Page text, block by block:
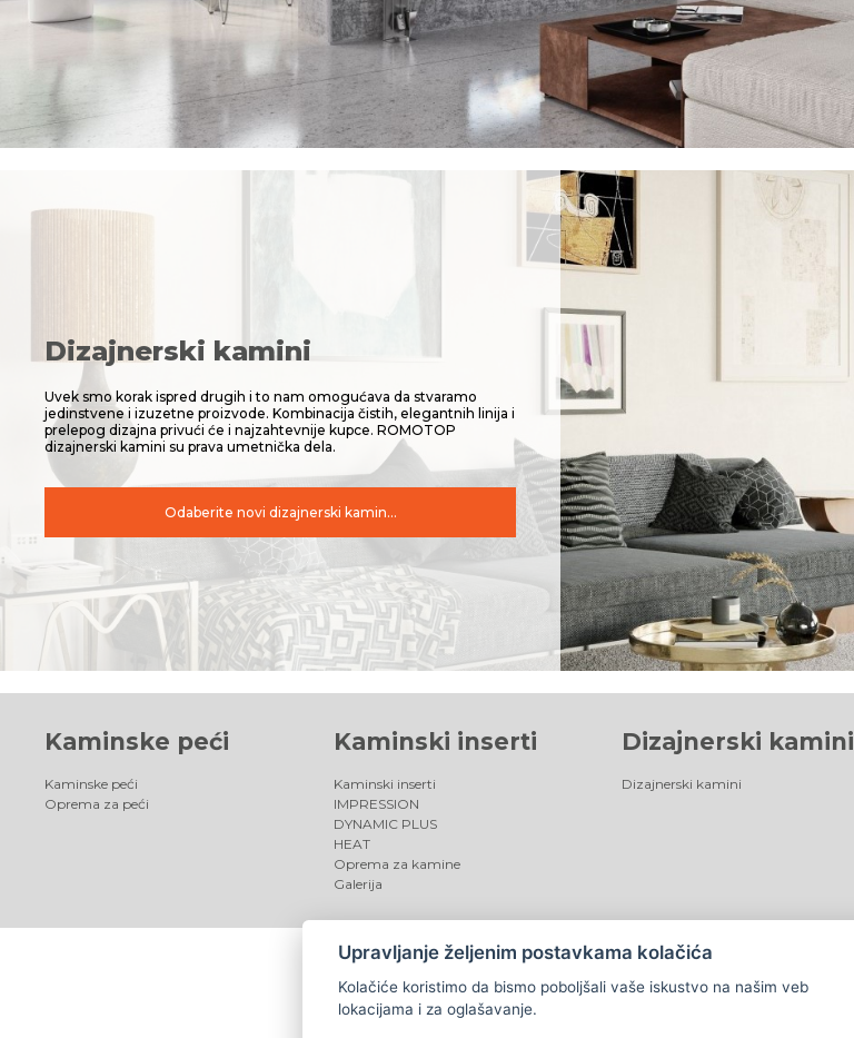
Dizajnerski kamini
Uvek smo korak ispred drugih i to nam omogućava da stvaramo
jedinstvene i izuzetne proizvode. Kombinacija čistih, elegantnih linija i
prelepog dizajna privući će i najzahtevnije kupce. ROMOTOP
dizajnerski kamini su prava umetnička dela.
Odaberite novi dizajnerski kamin...
Kaminske peći
Kaminske peći
Oprema za peći
Kaminski inserti
Kaminski inserti
IMPRESSION
DYNAMIC PLUS
HEAT
Oprema za kamine
Galerija
Dizajnerski kamini
Dizajnerski kamini
©Romotop®2026 Webdesign by
Upravljanje željenim postavkama kolačića
Kolačiće koristimo da bismo poboljšali vaše iskustvo na našim veb
lokacijama i za oglašavanje.